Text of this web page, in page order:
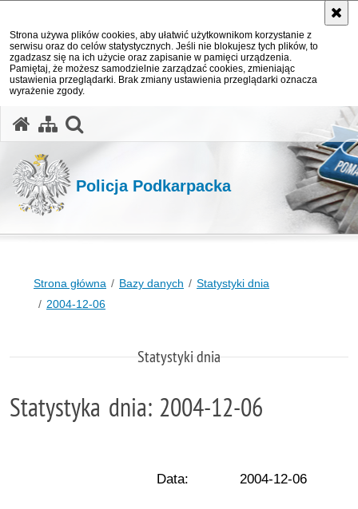
Strona używa plików cookies, aby ułatwić użytkownikom korzystanie z
serwisu oraz do celów statystycznych. Jeśli nie blokujesz tych plików, to
zgadzasz się na ich użycie oraz zapisanie w pamięci urządzenia.
Pamiętaj, że możesz samodzielnie zarządzać cookies, zmieniając
ustawienia przeglądarki. Brak zmiany ustawienia przeglądarki oznacza
wyrażenie zgody.
Policja Podkarpacka
Strona główna Bazy danych
Statystyki dnia
2004-12-06
Statystyki dnia
Statystyka dnia: 2004-12-06
Data: 2004-12-06